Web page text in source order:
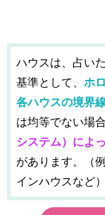
ハウスは、占い
基準として、 ホ
各ハウスの境界
は均等でない場
システム）によ
があります。（
インハウスなど）